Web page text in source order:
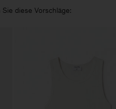
diese Vorschläge: